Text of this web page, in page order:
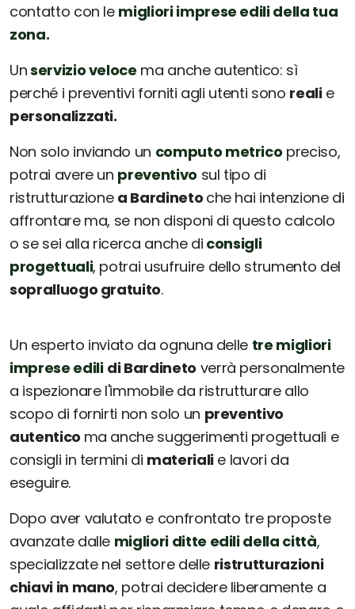
contatto con le migliori imprese edili della tua
zona.
Unservizio veloce ma anche autentico: sì
perché i preventivi forniti agli utenti sono realie
personalizzati.
Non solo inviando un computo metrico preciso,
potrai avere un preventivo sul tipo di
ristrutturazione a Bardineto che hai intenzione di
affrontare ma, se non disponi di questo calcolo
o se sei alla ricerca anche di consigli
progettuali, potrai usufruire dello strumento del
sopralluogo gratuito.
Un esperto inviato da ognuna delle tre migliori
imprese edili di Bardineto verrà personalmente
a ispezionare l'immobile da ristrutturare allo
scopo di fornirti non solo un preventivo
autentico ma anche suggerimenti progettuali e
consigli in termini di materialie lavori da
eseguire.
Dopo aver valutato e confrontato tre proposte
avanzate dalle migliori ditte edili della città,
specializzate nel settore delle ristrutturazioni
chiavi in mano, potrai decidere liberamente a